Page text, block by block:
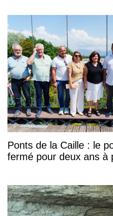
Ponts de la Caille : le
fermé pour deux ans à